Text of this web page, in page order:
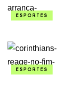
ESPORTES
ESPORTES